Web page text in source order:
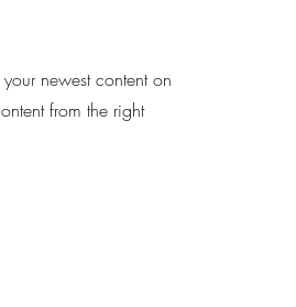
newest content on
from the right